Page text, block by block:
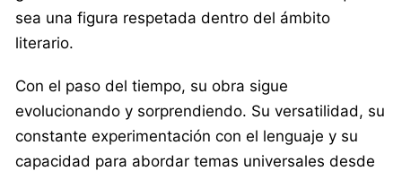
sea una figura respetada dentro del ámbito
literario.
Con el paso del tiempo, su obra sigue
evolucionando y sorprendiendo. Su versatilidad, su
constante experimentación con el lenguaje y su
capacidad para abordar temas universales desde